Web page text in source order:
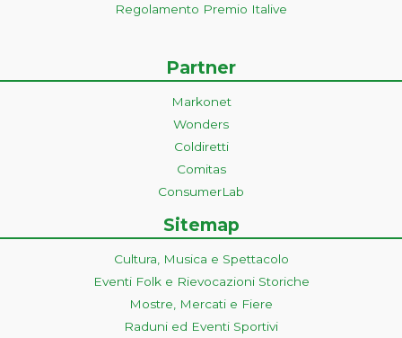
Regolamento Premio Italive
Partner
Markonet
Wonders
Coldiretti
Comitas
ConsumerLab
Sitemap
Cultura, Musica e Spettacolo
Eventi Folk e Rievocazioni Storiche
Mostre, Mercati e Fiere
Raduni ed Eventi Sportivi